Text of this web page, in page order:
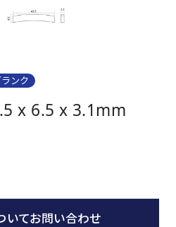
ンク
x 6.5 x 3.1mm
いてお問い合わせ